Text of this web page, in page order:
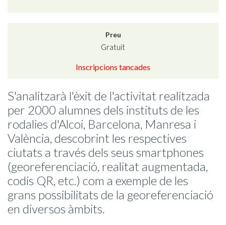
Preu
Gratuit
Inscripcions tancades
S'analitzarà l'èxit de l'activitat realitzada
per 2000 alumnes dels instituts de les
rodalies d'Alcoi, Barcelona, Manresa i
València, descobrint les respectives
ciutats a través dels seus smartphones
(georeferenciació, realitat augmentada,
codis QR, etc.) com a exemple de les
grans possibilitats de la georeferenciació
en diversos àmbits.